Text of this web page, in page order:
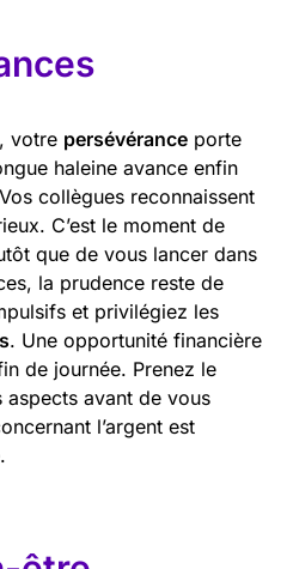
votre persévérance porte
haleine avance enfin
collègues reconnaissent
C’est le moment de
que de vous lancer dans
la prudence reste de
et privilégiez les
. Une opportunité financière
de journée. Prenez le
aspects avant de vous
l’argent est